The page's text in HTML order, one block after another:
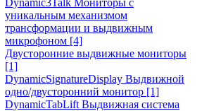
Dynamic3Talk Мониторы с
уникальным механизмом
трансформации и выдвижным
микрофоном [4]
Двусторонние выдвижные мониторы
[1]
DynamicSignatureDisplay Выдвижной
одно/двусторонний монитор [1]
DynamicTabLift Выдвижная система